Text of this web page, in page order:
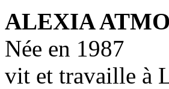
ALEXIA
Née en 1987
vit et travaille à